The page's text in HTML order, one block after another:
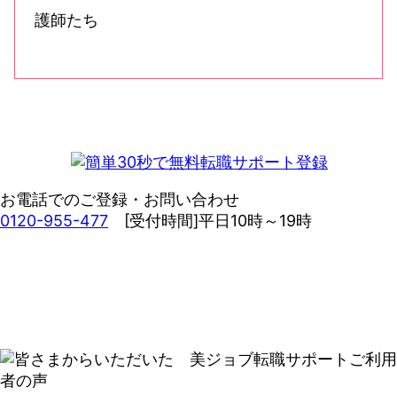
お電話でのご登録・お問い合わせ
0120-955-477 [受付時間]平日10時～19時